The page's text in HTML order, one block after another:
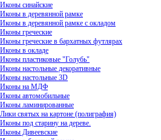
Иконы синайские
Иконы в деревянной рамке
Иконы в деревянной рамке с окладом
Иконы греческие
Иконы греческие в бархатных футлярах
Иконы в окладе
Иконы пластиковые "Голубь"
Иконы настольные декоративные
Иконы настольные 3D
Иконы на МДФ
Иконы автомобильные
Иконы ламинированные
Лики святых на картоне (полиграфия)
Иконы под старину на дереве.
Иконы Дивеевские